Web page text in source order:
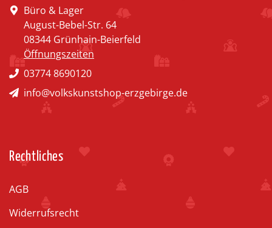
Büro & Lager
August-Bebel-Str. 64
08344 Grünhain-Beierfeld
Öffnungszeiten
03774 8690120
info@volkskunstshop-erzgebirge.de
Rechtliches
AGB
Widerrufsrecht